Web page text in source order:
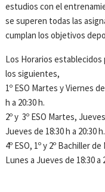
estudios con el
se superen todas las
cumplan los objetivos
Los Horarios establecidos
los siguientes,
1º ESO Martes y Viernes
h a 20:30 h.
2º y 3º ESO Martes,
Jueves de 18:30 h a 20:30 h.
4º ESO, 1º y 2º Bachiller
Lunes a Jueves de 18:30 a